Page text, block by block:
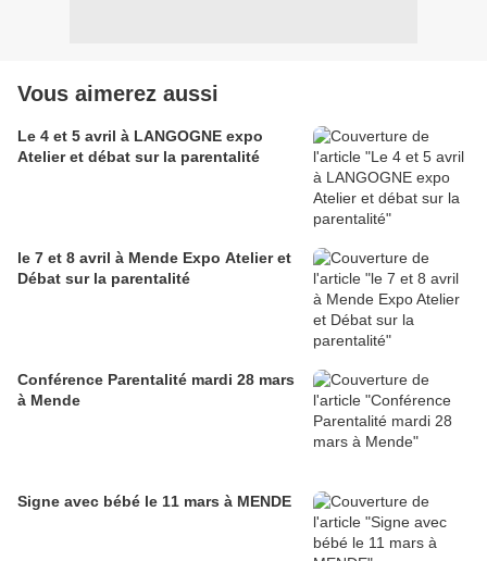
Vous aimerez aussi
Le 4 et 5 avril à LANGOGNE expo
Atelier et débat sur la parentalité
le 7 et 8 avril à Mende Expo Atelier et
Débat sur la parentalité
Conférence Parentalité mardi 28 mars
à Mende
Signe avec bébé le 11 mars à MENDE